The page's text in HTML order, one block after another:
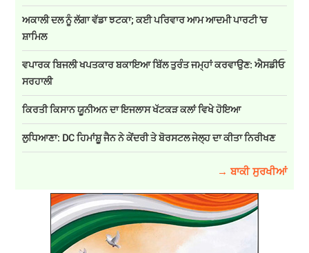
ਅਕਾਲੀ ਦਲ ਨੂੰ ਲੱਗਾ ਵੱਡਾ ਝਟਕਾ; ਕਈ ਪਰਿਵਾਰ ਆਮ ਆਦਮੀ ਪਾਰਟੀ 'ਚ
ਸ਼ਾਮਿਲ
ਵਪਾਰਕ ਬਿਜਲੀ ਖਪਤਕਾਰ ਬਕਾਇਆ ਬਿੱਲ ਤੁਰੰਤ ਜਮ੍ਹਾਂ ਕਰਵਾਉਣ: ਐਸਡੀਓ
ਸਰਹਾਲੀ
ਕਿਰਤੀ ਕਿਸਾਨ ਯੂਨੀਅਨ ਦਾ ਇਜਲਾਸ ਖੱਟਕੜ ਕਲਾਂ ਵਿਖੇ ਹੋਇਆ
ਲੁਧਿਆਣਾ: DC ਹਿਮਾਂਸ਼ੂ ਜੈਨ ਨੇ ਕੇਂਦਰੀ ਤੇ ਬੋਰਸਟਲ ਜੇਲ੍ਹ ਦਾ ਕੀਤਾ ਨਿਰੀਖਣ
→ ਬਾਕੀ ਸੁਰਖੀਆਂ